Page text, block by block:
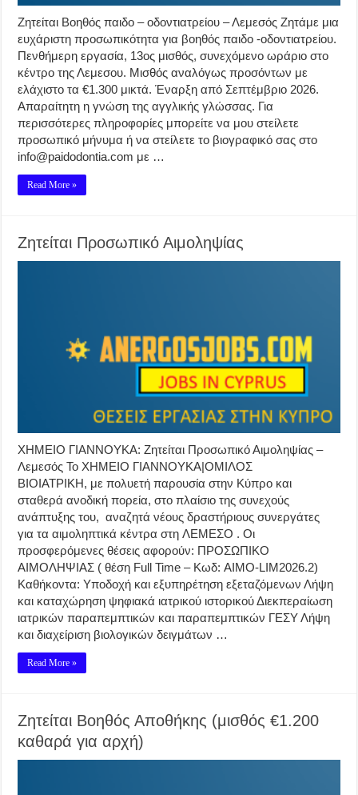
Ζητείται Βοηθός παιδο – οδοντιατρείου – Λεμεσός Ζητάμε μια
ευχάριστη προσωπικότητα για βοηθός παιδο -οδοντιατρείου.
Πενθήμερη εργασία, 13ος μισθός, συνεχόμενο ωράριο στο
κέντρο της Λεμεσου. Μισθός αναλόγως προσόντων με
ελάχιστο τα €1.300 μικτά. Έναρξη από Σεπτέμβριο 2026.
Απαραίτητη η γνώση της αγγλικής γλώσσας. Για
περισσότερες πληροφορίες μπορείτε να μου στείλετε
προσωπικό μήνυμα ή να στείλετε το βιογραφικό σας στο
info@paidodontia.com με …
Read More »
Ζητείται Προσωπικό Αιμοληψίας
ΧΗΜΕΙΟ ΓΙΑΝΝΟΥΚΑ: Ζητείται Προσωπικό Αιμοληψίας –
Λεμεσός Το ΧΗΜΕΙΟ ΓΙΑΝΝΟΥΚΑ|ΟΜΙΛΟΣ
ΒΙΟΙΑΤΡΙΚΗ, με πολυετή παρουσία στην Κύπρο και
σταθερά ανοδική πορεία, στο πλαίσιο της συνεχούς
ανάπτυξης του, αναζητά νέους δραστήριους συνεργάτες
για τα αιμοληπτικά κέντρα στη ΛΕΜΕΣΟ . Οι
προσφερόμενες θέσεις αφορούν: ΠΡΟΣΩΠΙΚΟ
ΑΙΜΟΛΗΨΙΑΣ ( θέση Full Time – Κωδ: AIMO-LIM2026.2)
Καθήκοντα: Υποδοχή και εξυπηρέτηση εξεταζόμενων Λήψη
και καταχώρηση ψηφιακά ιατρικού ιστορικού Διεκπεραίωση
ιατρικών παραπεμπτικών και παραπεμπτικών ΓΕΣΥ Λήψη
και διαχείριση βιολογικών δειγμάτων …
Read More »
Ζητείται Βοηθός Αποθήκης (μισθός €1.200
καθαρά για αρχή)